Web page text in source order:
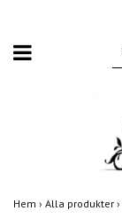
Hem › Alla produkter ›